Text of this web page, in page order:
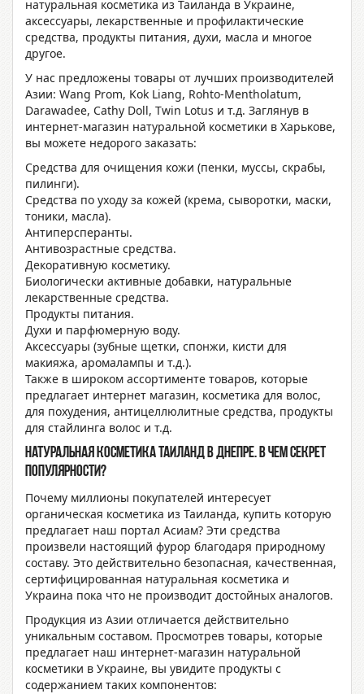
натуральная косметика из Таиланда в Украине,
аксессуары, лекарственные и профилактические
средства, продукты питания, духи, масла и многое
другое.
У нас предложены товары от лучших производителей
Азии: Wang Prom, Kok Liang, Rohto-Mentholatum,
Darawadee, Cathy Doll, Twin Lotus и т.д. Заглянув в
интернет-магазин натуральной косметики в Харькове,
вы можете недорого заказать:
Средства для очищения кожи (пенки, муссы, скрабы,
пилинги).
Средства по уходу за кожей (крема, сыворотки, маски,
тоники, масла).
Антиперсперанты.
Антивозрастные средства.
Декоративную косметику.
Биологически активные добавки, натуральные
лекарственные средства.
Продукты питания.
Духи и парфюмерную воду.
Аксессуары (зубные щетки, спонжи, кисти для
макияжа, аромалампы и т.д.).
Также в широком ассортименте товаров, которые
предлагает интернет магазин, косметика для волос,
для похудения, антицеллюлитные средства, продукты
для стайлинга волос и т.д.
Натуральная косметика Таиланд в Днепре. В чем секрет
популярности?
Почему миллионы покупателей интересует
органическая косметика из Таиланда, купить которую
предлагает наш портал Асиам? Эти средства
произвели настоящий фурор благодаря природному
составу. Это действительно безопасная, качественная,
сертифицированная натуральная косметика и
Украина пока что не производит достойных аналогов.
Продукция из Азии отличается действительно
уникальным составом. Просмотрев товары, которые
предлагает наш интернет-магазин натуральной
косметики в Украине, вы увидите продукты с
содержанием таких компонентов: